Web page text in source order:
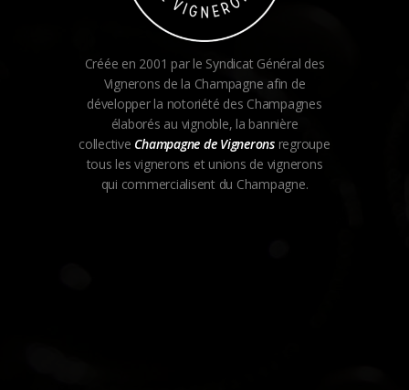
Créée en 2001 par le Syndicat Général des
Vignerons de la Champagne afin de
développer la notoriété des Champagnes
élaborés au vignoble, la bannière
collective Champagne de Vigneronsregroupe
tous les vignerons et unions de vignerons
qui commercialisent du Champagne.